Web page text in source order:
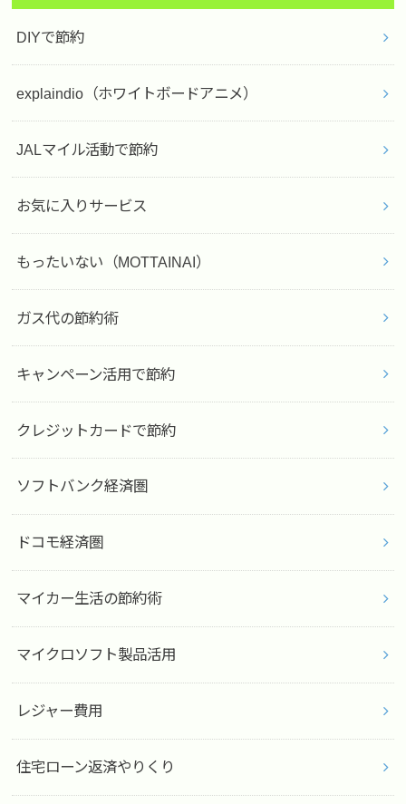
DIYで節約
explaindio（ホワイトボードアニメ）
JALマイル活動で節約
お気に入りサービス
もったいない（MOTTAINAI）
ガス代の節約術
キャンペーン活用で節約
クレジットカードで節約
ソフトバンク経済圏
ドコモ経済圏
マイカー生活の節約術
マイクロソフト製品活用
レジャー費用
住宅ローン返済やりくり